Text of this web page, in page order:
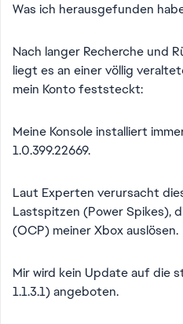
Was ich herausgefunden
Nach langer Recherche und
liegt es an einer völlig
mein Konto feststeckt:
Meine Konsole installiert
1.0.399.22669.
Laut Experten verursacht
Lastspitzen (Power Spikes),
(OCP) meiner Xbox auslösen.
Mir wird kein Update auf die
1.1.3.1) angeboten.